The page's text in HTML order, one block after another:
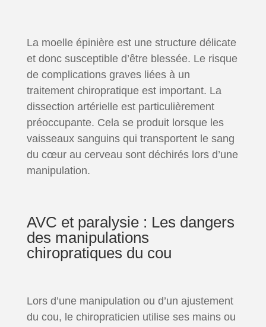
La moelle épinière est une structure délicate
et donc susceptible d’être blessée. Le risque
de complications graves liées à un
traitement chiropratique est important. La
dissection artérielle est particulièrement
préoccupante. Cela se produit lorsque les
vaisseaux sanguins qui transportent le sang
du cœur au cerveau sont déchirés lors d’une
manipulation.
AVC et paralysie : Les dangers
des manipulations
chiropratiques du cou
Lors d’une manipulation ou d’un ajustement
du cou, le chiropraticien utilise ses mains ou